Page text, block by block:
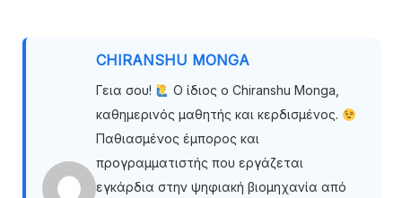
CHIRANSHU MONGA
Γεια σου!
Ο ίδιος ο Chiranshu Monga,
καθημερινός μαθητής και κερδισμένος.
Παθιασμένος έμπορος και
προγραμματιστής που εργάζεται
εγκάρδια στην ψηφιακή βιομηχανία από